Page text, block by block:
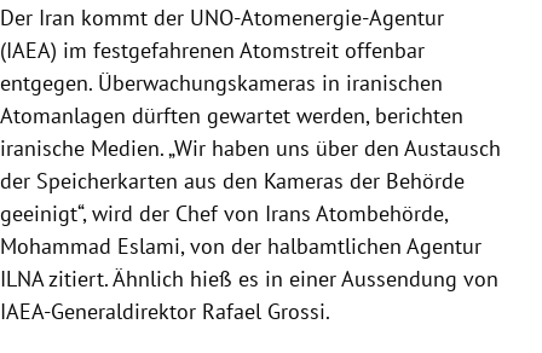
Untermenü
Der Iran kommt der UNO-Atomenergie-Agentur
(IAEA) im festgefahrenen Atomstreit offenbar
entgegen. Überwachungskameras in iranischen
Atomanlagen dürften gewartet werden, berichten
iranische Medien. „Wir haben uns über den Austausch
der Speicherkarten aus den Kameras der Behörde
geeinigt“, wird der Chef von Irans Atombehörde,
Mohammad Eslami, von der halbamtlichen Agentur
ILNA zitiert. Ähnlich hieß es in einer Aussendung von
IAEA-Generaldirektor Rafael Grossi.